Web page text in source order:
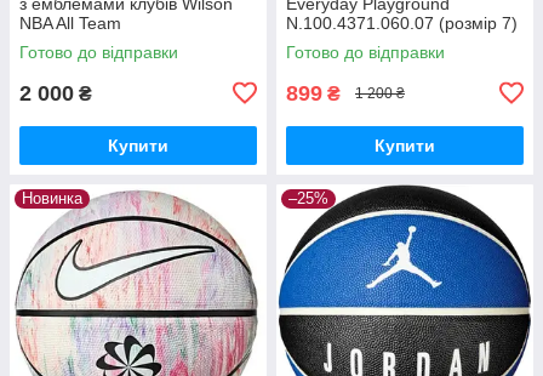
NBA All Team
WTB1300XBNBA7 (розмір 7)
Готово до відправки
2 000 ₴
Купити
N.100.4371.060.07 (розмір 7)
Готово до відправки
899 ₴ 1 200 ₴
Купити
Новинка –25%